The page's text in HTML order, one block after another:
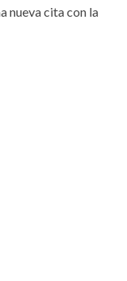
nueva cita con la